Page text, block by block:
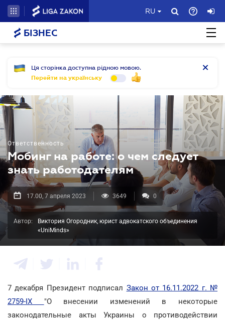
RU
БІЗНЕС
Ця сторінка доступна рідною мовою.
Перейти на українську
Ответственность
Мобинг на работе: о чем следует
знать работодателям
17.00, 7 апреля 2023 3649 0
Автор:
Виктория Огородник, юрист адвокатского объединения
«UniMinds»
7 декабря Президент подписал Закон от 16.11.2022 г. №
2759-IX "О внесении изменений в некоторые
законодательные акты Украины о противодействии